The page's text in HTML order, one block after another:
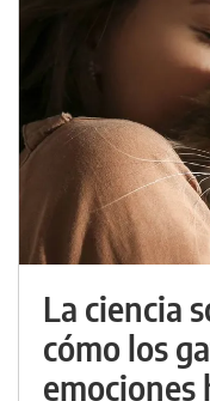
La ciencia
cómo los
emociones